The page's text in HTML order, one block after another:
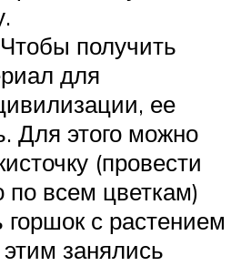
получить
для
ее
Для этого можно
(провести
всем цветкам)
с растением
занялись